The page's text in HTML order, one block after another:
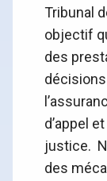
Tribunal
objectif
des
d’appel
justice.
des